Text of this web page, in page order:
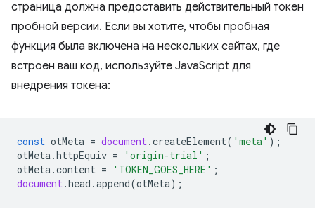
страница должна предоставить действительный токен
пробной версии. Если вы хотите, чтобы пробная
функция была включена на нескольких сайтах, где
встроен ваш код, используйте JavaScript для
внедрения токена:
const otMeta = document.createElement( 'meta' );
otMeta.httpEquiv = 'origin-trial' ;
otMeta.content = 'TOKEN_GOES_HERE' ;
document.head .append(otMeta);